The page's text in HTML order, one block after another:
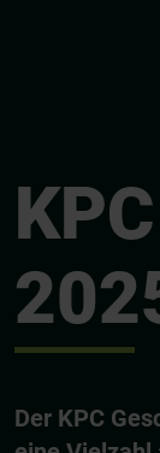
Der KPC